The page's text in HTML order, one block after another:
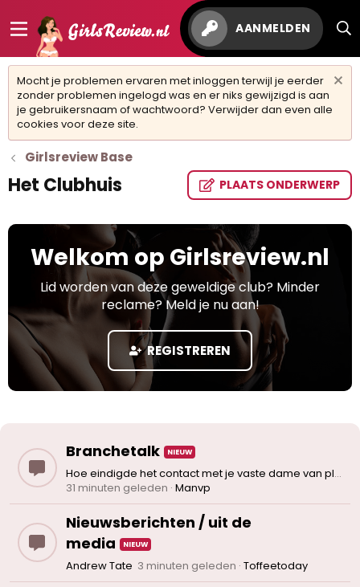
AANMELDEN
Mocht je problemen ervaren met inloggen terwijl je eerder
zonder problemen ingelogd was en er niks gewijzigd is aan
je gebruikersnaam of wachtwoord? Verwijder dan even alle
cookies voor deze site.
Girlsreview Base
Het Clubhuis PLAATS ONDERWERP
Welkom op Girlsreview.nl
Lid worden van deze geweldige club? Minder
reclame? Meld je nu aan!
REGISTREREN
Branchetalk
Hoe eindigde het contact met je vaste dame van plezier?
31 minuten geleden Manvp
Nieuwsberichten / uit de
media
Andrew Tate 3 minuten geleden Toffeetoday